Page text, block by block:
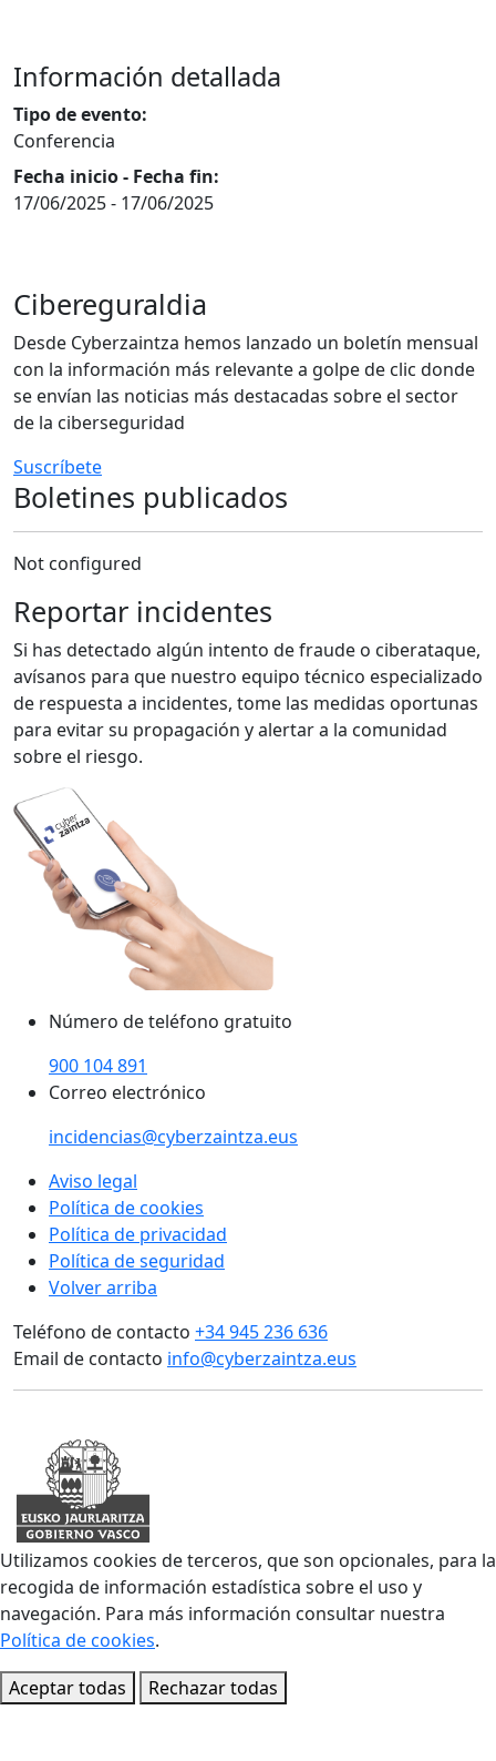
Información detallada
Tipo de evento:
Conferencia
Fecha inicio - Fecha fin:
17/06/2025- 17/06/2025
Cibereguraldia
Desde Cyberzaintza hemos lanzado un boletín mensual
con la información más relevante a golpe de clic donde
se envían las noticias más destacadas sobre el sector
de la ciberseguridad
Suscríbete
Boletines publicados
Not configured
Reportar incidentes
Si has detectado algún intento de fraude o ciberataque,
avísanos para que nuestro equipo técnico especializado
de respuesta a incidentes, tome las medidas oportunas
para evitar su propagación y alertar a la comunidad
sobre el riesgo.
Número de teléfono gratuito
900 104 891
Correo electrónico
incidencias@cyberzaintza.eus
Aviso legal
Política de cookies
Política de privacidad
Política de seguridad
Volver arriba
Teléfono de contacto +34 945 236 636
Email de contacto info@cyberzaintza.eus
Utilizamos cookies de terceros, que son opcionales, para la
recogida de información estadística sobre el uso y
navegación. Para más información consultar nuestra
Política de cookies.
Aceptar todas
Rechazar todas